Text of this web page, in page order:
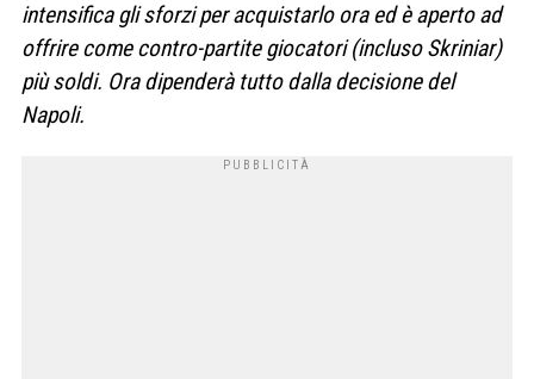
intensifica gli sforzi per acquistarlo ora ed è aperto ad
offrire come contro-partite giocatori (incluso Skriniar)
più soldi. Ora dipenderà tutto dalla decisione del
Napoli.